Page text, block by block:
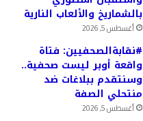
بالشماريخ والألعاب النارية
أغسطس 5, 2026
#نقابةالصحفيين: فتاة
واقعة أوبر ليست صحفية..
وسنتقدم ببلاغات ضد
منتحلي الصفة
أغسطس 5, 2026